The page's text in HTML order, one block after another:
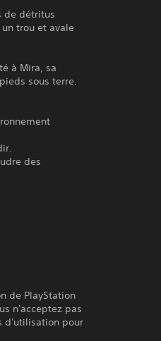
de détritus
trou et avale
à Mira, sa
sous terre.
des
de PlayStation
n'acceptez pas
d'utilisation pour